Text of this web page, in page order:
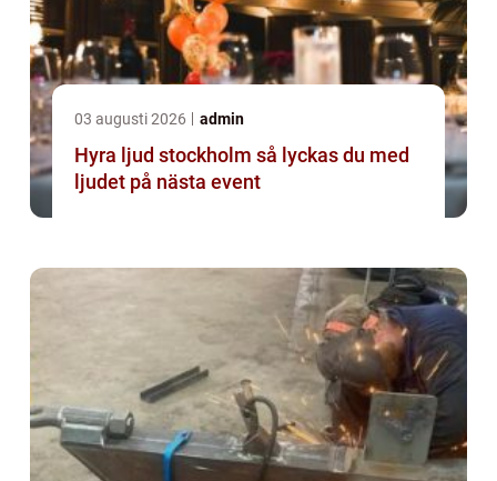
03 augusti 2026 admin
Hyra ljud stockholm så lyckas du med
ljudet på nästa event